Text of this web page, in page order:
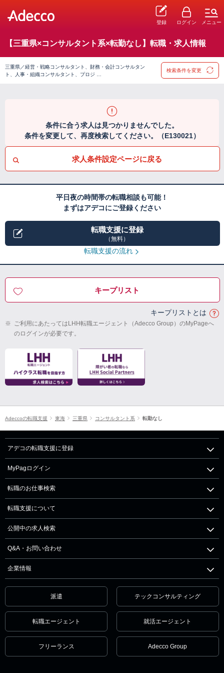
登録 ログイン メニュー
【三重県×コンサルタント系×転勤なし】転職・求人情報
三重県／経営・戦略コンサルタント、財務・会計コンサルタン
ト、人事・組織コンサルタント、プロジ …
検索条件を変更
条件に合う求人は見つかりませんでした。
条件を変更して、再度検索してください。（E130021）
求人条件設定ページに戻る
平日夜の時間帯の転職相談も可能！
まずはアデコにご登録ください
転職支援に登録
（無料）
転職支援の流れ
キープリスト
キープリストとは
※ ご利用にあたってはLHH転職エージェント（Adecco Group）のMyPageへ
のログインが必要です。
Adeccoの転職支援 東海 三重県 コンサルタント系 転勤なし
アデコの転職支援に登録
MyPagログイン
転職のお仕事検索
転職支援について
公開中の求人検索
Q&A・お問い合わせ
企業情報
派遣 テックコンサルティング
転職エージェント 就活エージェント
フリーランス Adecco Group